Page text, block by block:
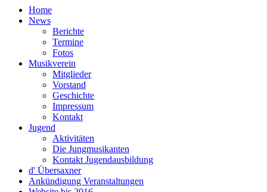
Home
News
Berichte
Termine
Fotos
Musikverein
Mitglieder
Vorstand
Geschichte
Impressum
Kontakt
Jugend
Aktivitäten
Die Jungmusikanten
Kontakt Jugendausbildung
d' Übersaxner
Ankündigung Veranstaltungen